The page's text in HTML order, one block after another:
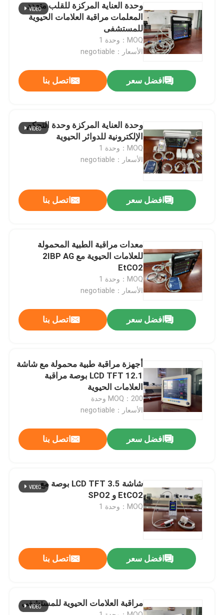
منزل
أشرطة فيديو
حول بنا
ضبط الجودة
اتصل بنا
جميع القضايا
وحدة العناية المركزة للقلب متعدد
المعلمات مراقبة العلامات الحيوية
للمستشفى
MOQ：وحدة 1
الأسعار：negotiable
افضل سعر اتصل بنا
وحدة العناية المركزة وحدة التحكم
الإلكترونية للدوائر الحيوية
MOQ：وحدة 1
الأسعار：negotiable
افضل سعر اتصل بنا
معدات مراقبة الطبية المحمولة
للعلامات الحيوية مع 2IBP AG
EtCO2
MOQ：وحدة 1
الأسعار：negotiable
افضل سعر اتصل بنا
أجهزة مراقبة طبية محمولة مع شاشة
LCD TFT 12.1 بوصة مراقبة
العلامات الحيوية
MOQ：200 وحدة
الأسعار：negotiable
افضل سعر اتصل بنا
شاشة LCD TFT 3.5 بوصة مع
EtCO2 و SPO2
MOQ：وحدة 1
افضل سعر اتصل بنا
مراقبة العلامات الحيوية للمستشفى